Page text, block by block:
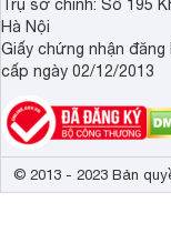
Trụ sở chính: Số 195
Hà Nội
Giấy chứng nhận đăng
cấp ngày 02/12/2013
© 2013 - 2023 Bản